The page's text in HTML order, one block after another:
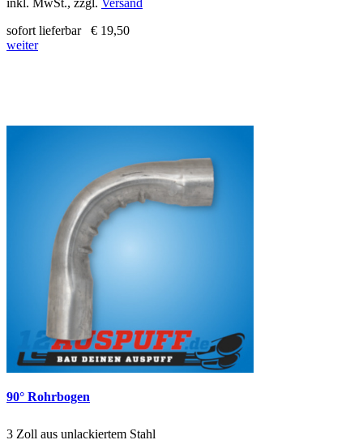
inkl. MwSt., zzgl. Versand
sofort lieferbar
€ 19,50
weiter
90° Rohrbogen
3 Zoll aus unlackiertem Stahl